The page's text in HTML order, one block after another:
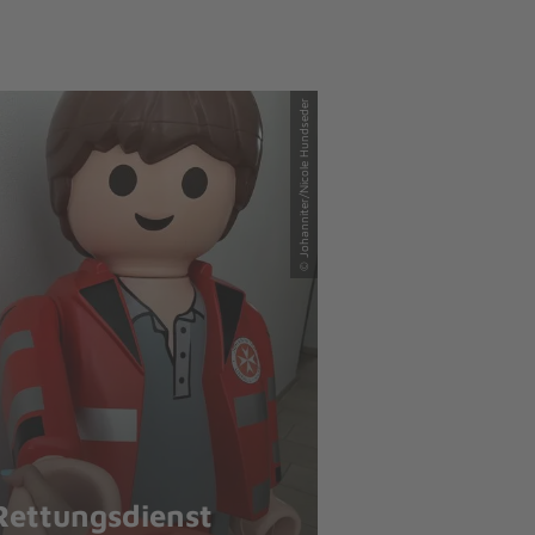
© Johanniter/Nicole Hundseder